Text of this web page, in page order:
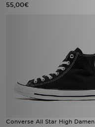
55,00€
Converse All Star High Damen